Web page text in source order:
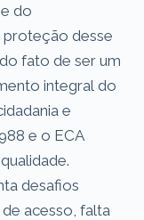
do
proteção desse
fato de ser um
integral do
e
e o ECA
desafios
acesso, falta